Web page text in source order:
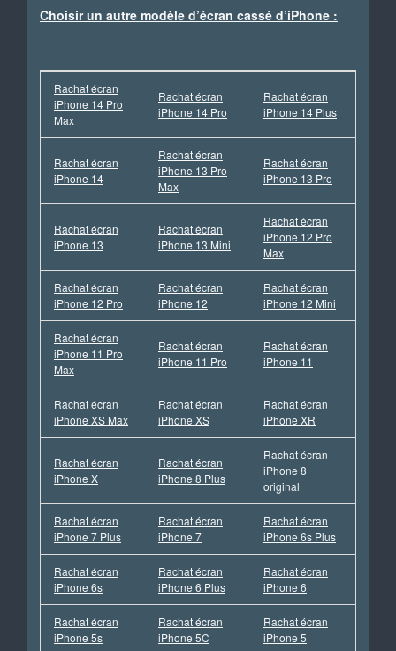
Choisir un autre modèle d’écran cassé d’iPhone :
Rachat écran
iPhone 14 Pro
Max
Rachat écran
iPhone 14 Pro
Rachat écran
iPhone 14 Plus
Rachat écran
iPhone 14
Rachat écran
iPhone 13 Pro
Max
Rachat écran
iPhone 13 Pro
Rachat écran
iPhone 13
Rachat écran
iPhone 13 Mini
Rachat écran
iPhone 12 Pro
Max
Rachat écran
iPhone 12 Pro
Rachat écran
iPhone 12
Rachat écran
iPhone 12 Mini
Rachat écran
iPhone 11 Pro
Max
Rachat écran
iPhone 11 Pro
Rachat écran
iPhone 11
Rachat écran
iPhone XS Max
Rachat écran
iPhone XS
Rachat écran
iPhone XR
Rachat écran
iPhone X
Rachat écran
iPhone 8 Plus
Rachat écran
iPhone 8
original
Rachat écran
iPhone 7 Plus
Rachat écran
iPhone 7
Rachat écran
iPhone 6s Plus
Rachat écran
iPhone 6s
Rachat écran
iPhone 6 Plus
Rachat écran
iPhone 6
Rachat écran
iPhone 5s
Rachat écran
iPhone 5C
Rachat écran
iPhone 5